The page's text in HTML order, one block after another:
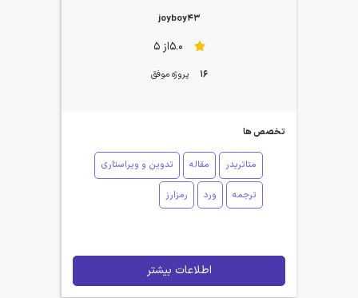
joyboy43
5.0از 5
16 پروژه موفق
تخصص ها
متاتریدر مقاله تدوین و ویراستاری
ترجمه ورد رمزارز
اطلاعات بیشتر